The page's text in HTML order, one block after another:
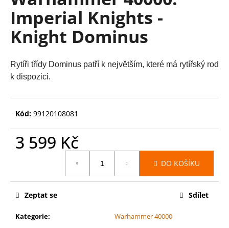
0,0
5
hvězdiček.
Imperial Knights -
Knight Dominus
Rytíři třídy Dominus patří k největším, které má rytířský rod
k dispozici.
Kód: 99120108081
3 599 Kč
DO KOŠÍKU
Kategorie: Warhammer 40000
Zeptat se Sdílet
a
j
í
?
HLEDAT
p
o
u